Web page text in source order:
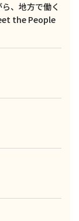
、地方で働く
the People